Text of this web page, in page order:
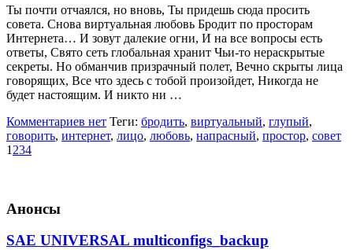
Ты почти отчаялся, но вновь, Ты придешь сюда просить
совета. Снова виртуальная любовь Бродит по просторам
Интернета… И зовут далекие огни, И на все вопросы есть
ответы, Свято сеть глобальная хранит Чьи-то нераскрытые
секреты. Но обманчив призрачный полет, Вечно скрыты лица
говорящих, Все что здесь с тобой произойдет, Никогда не
будет настоящим. И никто ни …
Комментариев нет Теги: бродить, виртуальный, глупый,
говорить, интернет, лицо, любовь, напрасный, простор, совет
1 234
Анонсы
SAE UNIVERSAL multiconfigs_backup